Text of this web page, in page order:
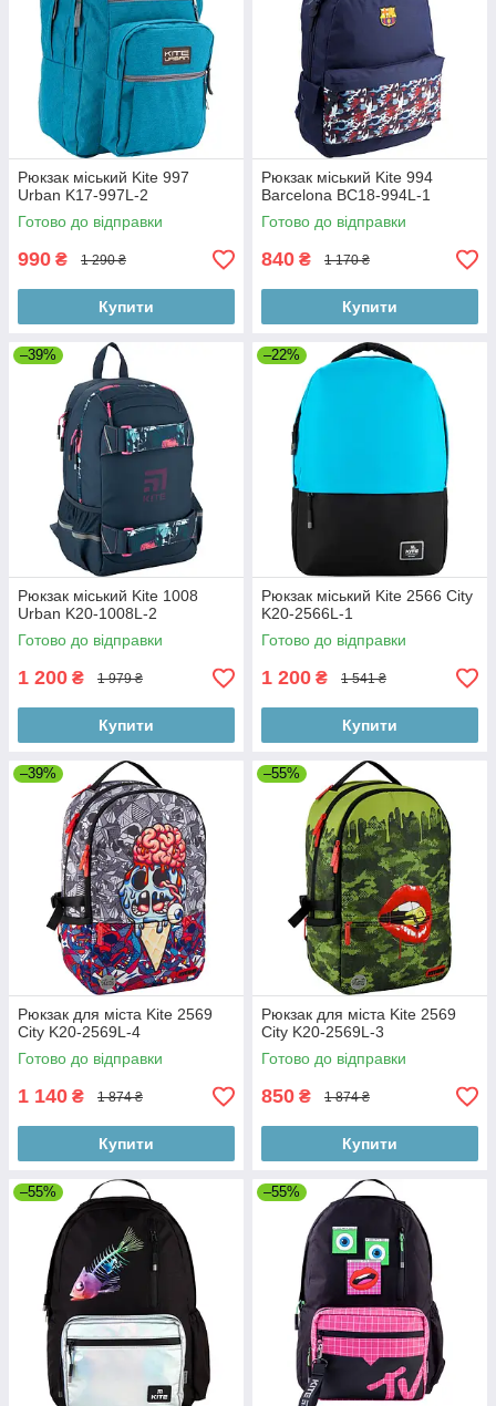
Рюкзак міський Kite 997
Urban K17-997L-2
Готово до відправки
990 ₴ 1 290 ₴
Купити
Рюкзак міський Kite 994
Barcelona BC18-994L-1
Готово до відправки
840 ₴ 1 170 ₴
Купити
–39%
Рюкзак міський Kite 1008
Urban K20-1008L-2
Готово до відправки
1 200 ₴ 1 979 ₴
Купити
–22%
Рюкзак міський Kite 2566 City
K20-2566L-1
Готово до відправки
1 200 ₴ 1 541 ₴
Купити
–39%
Рюкзак для міста Kite 2569
City K20-2569L-4
Готово до відправки
1 140 ₴ 1 874 ₴
Купити
–55%
Рюкзак для міста Kite 2569
City K20-2569L-3
Готово до відправки
850 ₴ 1 874 ₴
Купити
–55% –55%